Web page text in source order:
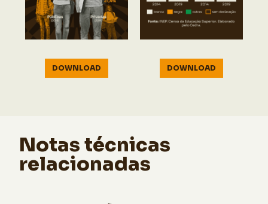
DOWNLOAD DOWNLOAD
Notas técnicas
relacionadas